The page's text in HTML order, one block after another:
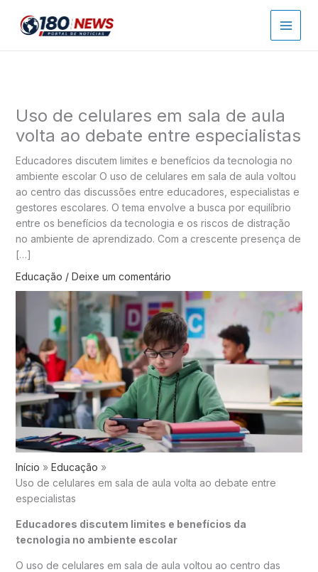
para
Uso de celulares em sala de aula
volta ao debate entre especialistas
Educadores discutem limites e benefícios da tecnologia no
ambiente escolar O uso de celulares em sala de aula voltou
ao centro das discussões entre educadores, especialistas e
gestores escolares. O tema envolve a busca por equilíbrio
entre os benefícios da tecnologia e os riscos de distração
no ambiente de aprendizado. Com a crescente presença de
[…]
Educação / Deixe um comentário
Início
Educação
Uso de celulares em sala de aula volta ao debate entre
especialistas
Educadores discutem limites e benefícios da
tecnologia no ambiente escolar
O uso de celulares em sala de aula voltou ao centro das